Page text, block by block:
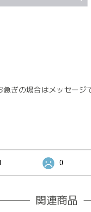
ぎの場合はメッセー
0
関連商品